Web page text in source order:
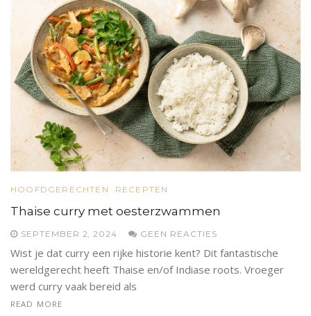
HOOFDGERECHTEN RECEPTEN
Thaise curry met oesterzwammen
SEPTEMBER 2, 2024 GEEN REACTIES
Wist je dat curry een rijke historie kent? Dit fantastische
wereldgerecht heeft Thaise en/of Indiase roots. Vroeger
werd curry vaak bereid als
READ MORE